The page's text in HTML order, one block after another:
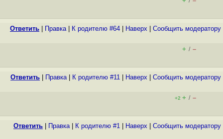
Ответить Правка| К родителю #64 Наверх Cообщить модератору
+ / –
Ответить Правка| К родителю #11 Наверх Cообщить модератору
+2 + / –
Ответить Правка| К родителю #1 Наверх Cообщить модератору